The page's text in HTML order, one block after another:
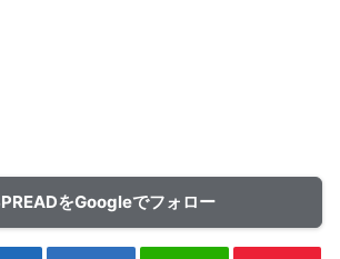
をGoogleでフォロー